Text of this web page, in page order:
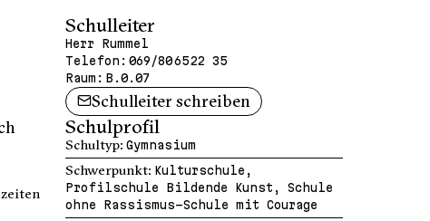
Schulleiter
Herr Rummel
Telefon: 069/80 65 22 35
Raum: B.0.07
Schulleiter schreiben
Schulprofil
Schultyp: Gymnasium
Schwerpunkt: Kulturschule,
Profilschule Bildende Kunst, Schule
ohne Rassismus-Schule mit Courage